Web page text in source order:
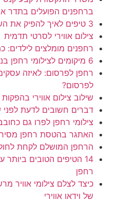
ברחפנים הפועלים בתדר
3 טיפים לאיך להפיק את השוט צילום אווירי המדהים ביותר
צילום אווירי לסרטי תדמית
רחפנים מומלצים לילדים:
6 מיקומים לצילומי רחפן בנתניה
רחפן לפרסום: לאיזה
לפרסום?
שילוב צילום אווירי
דברים חשובים לדעת
צילומי רחפן לפרו גם
האתגר בהטסת רחפן
הרחפן המושלם לקחת
14 הטיפים הטובים ביותר
רחפן
כיצד לצלם צילומי אוויר
של וידאו אווירי